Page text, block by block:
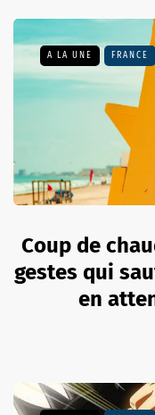
A LA UNE FRANCE
Coup de
gestes qui
en